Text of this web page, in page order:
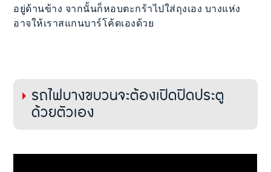
อยู่ด้านข้าง จากนั้นก็หอบตะกร้าไปใส่ถุงเอง บางแห่ง
อาจให้เราสแกนบาร์โค้ดเองด้วย
รถไฟบางขบวนจะต้องเปิดปิดประตู
ด้วยตัวเอง